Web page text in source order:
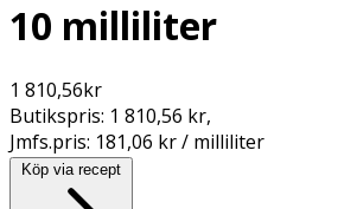
10 milliliter
1 810,56kr
Butikspris: 1 810,56 kr,
Jmfs.pris: 181,06 kr / milliliter
Köp via recept